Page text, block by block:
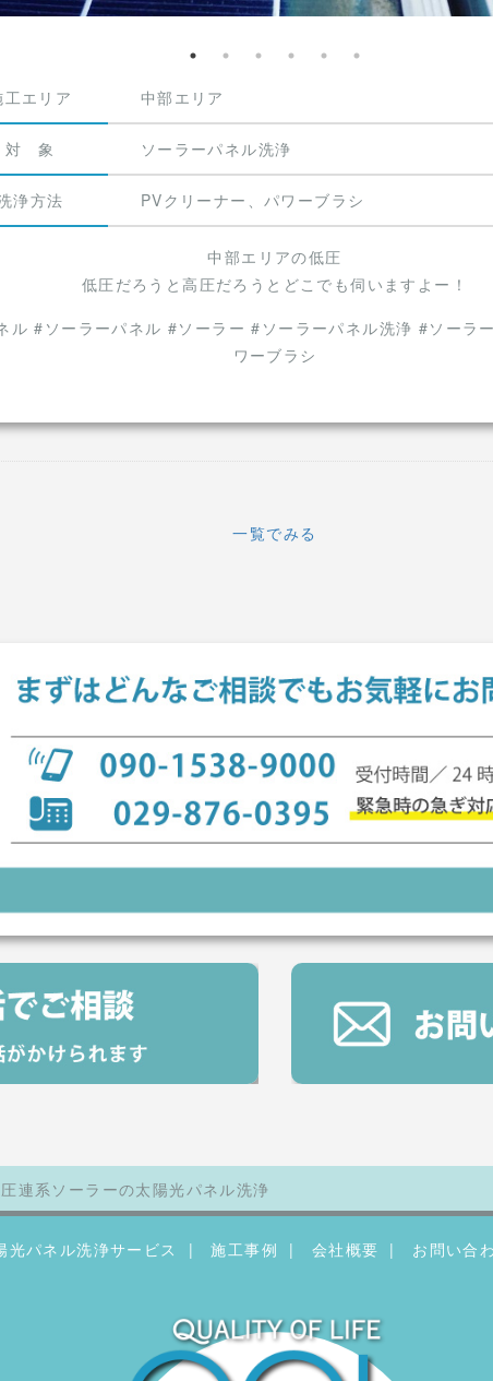
工エリア 中部エリア
対 象 ソーラーパネル洗浄
浄方法 PVクリーナー、パワーブラシ
中部エリアの低圧
低圧だろうと高圧だろうとどこでも伺いますよー！
ル #ソーラーパネル #ソーラー #ソーラーパネル洗浄 #ソーラ
ワーブラシ
一覧でみる
連系ソーラーの太陽光パネル洗浄
光パネル洗浄サービス 施工事例 会社概要 お問い合